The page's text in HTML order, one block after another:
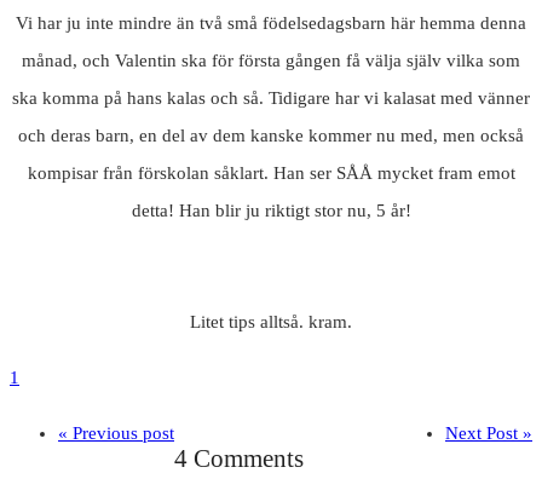
Vi har ju inte mindre än två små födelsedagsbarn här hemma denna
månad, och Valentin ska för första gången få välja själv vilka som
ska komma på hans kalas och så. Tidigare har vi kalasat med vänner
och deras barn, en del av dem kanske kommer nu med, men också
kompisar från förskolan såklart. Han ser SÅÅ mycket fram emot
detta! Han blir ju riktigt stor nu, 5 år!
Litet tips alltså. kram.
1
« Previous post Next Post »
4 Comments